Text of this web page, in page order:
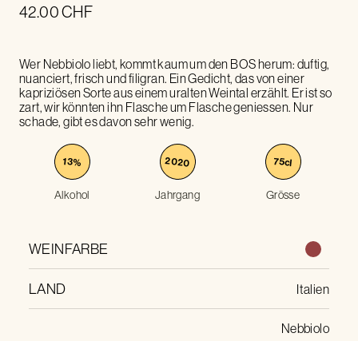
42.00CHF
Wer Nebbiolo liebt, kommt kaum um den BOS herum: duftig,
nuanciert, frisch und filigran. Ein Gedicht, das von einer
kapriziösen Sorte aus einem uralten Weintal erzählt. Er ist so
zart, wir könnten ihn Flasche um Flasche geniessen. Nur
schade, gibt es davon sehr wenig.
13%
Alkohol
2020
Jahrgang
75cl
Grösse
WEINFARBE
LAND Italien
Nebbiolo